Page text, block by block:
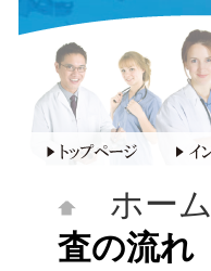
ホーム
査の流れ